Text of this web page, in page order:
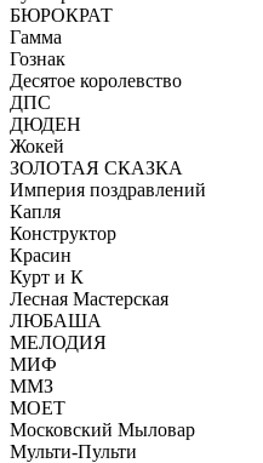
БЮРОКРАТ
Гамма
Гознак
Десятое королевство
ДПС
ДЮДЕН
Жокей
ЗОЛОТАЯ СКАЗКА
Империя поздравлений
Капля
Конструктор
Красин
Курт и К
Лесная Мастерская
ЛЮБАША
МЕЛОДИЯ
МИФ
ММЗ
МОЕТ
Московский Мыловар
Мульти-Пульти